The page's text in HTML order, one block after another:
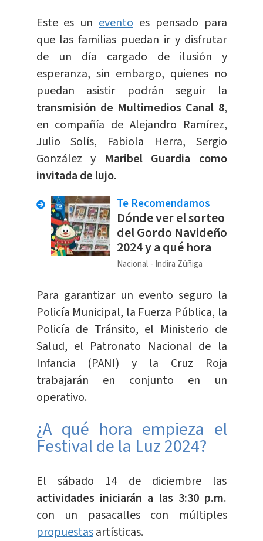
Este es un evento es pensado para
que las familias puedan ir y disfrutar
de un día cargado de ilusión y
esperanza, sin embargo, quienes no
puedan asistir podrán seguir la
transmisión de Multimedios Canal 8,
en compañía de Alejandro Ramírez,
Julio Solís, Fabiola Herra, Sergio
González y Maribel Guardia como
invitada de lujo.
Te Recomendamos
Dónde ver el sorteo
del Gordo Navideño
2024 y a qué hora
Nacional Indira Zúñiga
Para garantizar un evento seguro la
Policía Municipal, la Fuerza Pública, la
Policía de Tránsito, el Ministerio de
Salud, el Patronato Nacional de la
Infancia (PANI) y la Cruz Roja
trabajarán en conjunto en un
operativo.
¿A qué hora empieza el
Festival de la Luz 2024?
El sábado 14 de diciembre las
actividades iniciarán a las 3:30 p.m.
con un pasacalles con múltiples
propuestasartísticas.